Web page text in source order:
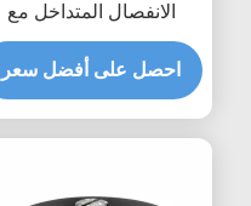
الانفصال المتداخل مع
امتصاص الصدمات
المطاطي مع تعقب الشرائح
المصنوعة بشكل دائم
احصل على أفضل سعر